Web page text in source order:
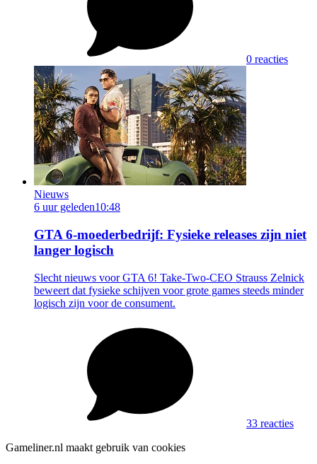
0 reacties
Nieuws
6 uur geleden10:48
GTA 6-moederbedrijf: Fysieke releases zijn niet
langer logisch
Slecht nieuws voor GTA 6! Take-Two-CEO Strauss Zelnick
beweert dat fysieke schijven voor grote games steeds minder
logisch zijn voor de consument.
33 reacties
Gameliner.nl maakt gebruik van cookies